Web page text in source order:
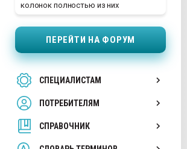
колонок полностью из них
ПЕРЕЙТИ НА ФОРУМ
СПЕЦИАЛИСТАМ
ПОТРЕБИТЕЛЯМ
СПРАВОЧНИК